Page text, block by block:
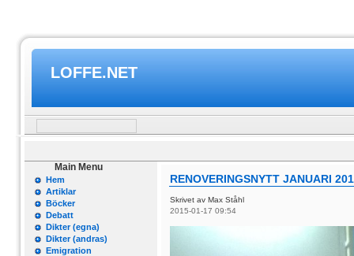
LOFFE.NET
Main Menu
Hem
Artiklar
Böcker
Debatt
Dikter (egna)
Dikter (andras)
Emigration
RENOVERINGSNYTT JANUARI
Skrivet av Max Ståhl
2015-01-17 09:54